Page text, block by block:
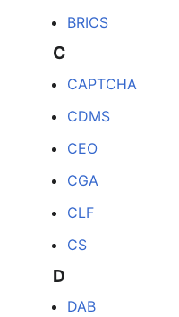
BRICS
C
CAPTCHA
CDMS
CEO
CGA
CLF
CS
D
DAB